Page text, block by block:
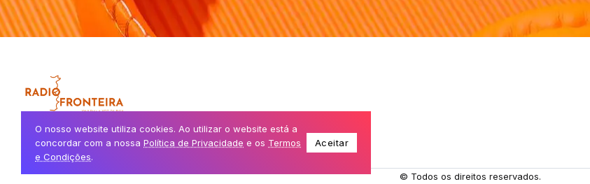
© Todos os direitos reservados.
O nosso website utiliza cookies. Ao utilizar o website está a
concordar com a nossa Política de Privacidade e os Termos
e Condições.
Aceitar